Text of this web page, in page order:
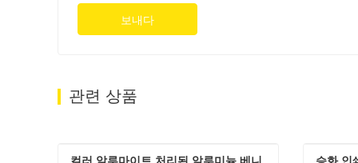
보내다
관련 상품
컬러 알루마이트 처리된 알루미늄 베니
승화 인